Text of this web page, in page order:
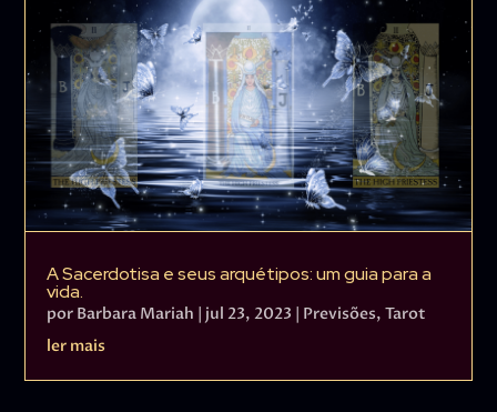
A Sacerdotisa e seus arquétipos: um guia para a
vida.
por Barbara Mariah | jul 23, 2023 | Previsões,Tarot
ler mais